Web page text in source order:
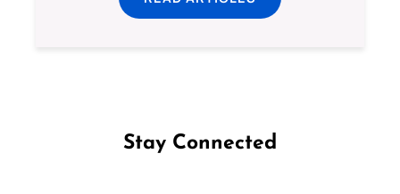
Stay Connected